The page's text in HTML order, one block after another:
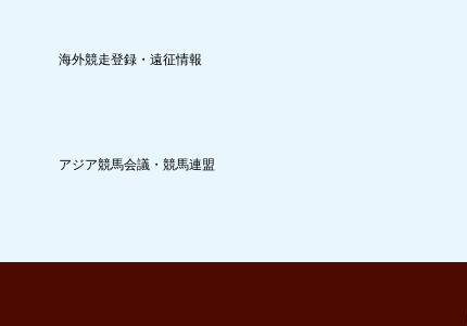
海外競走登録・遠征情報
アジア競馬会議・競馬連盟